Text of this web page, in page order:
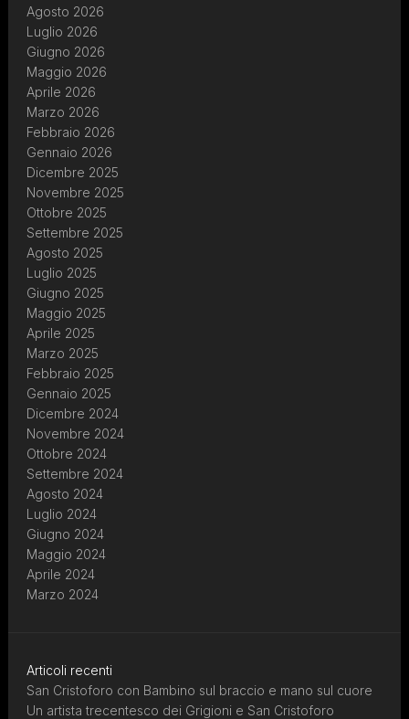
Agosto 2026
Luglio 2026
Giugno 2026
Maggio 2026
Aprile 2026
Marzo 2026
Febbraio 2026
Gennaio 2026
Dicembre 2025
Novembre 2025
Ottobre 2025
Settembre 2025
Agosto 2025
Luglio 2025
Giugno 2025
Maggio 2025
Aprile 2025
Marzo 2025
Febbraio 2025
Gennaio 2025
Dicembre 2024
Novembre 2024
Ottobre 2024
Settembre 2024
Agosto 2024
Luglio 2024
Giugno 2024
Maggio 2024
Aprile 2024
Marzo 2024
Articoli recenti
San Cristoforo con Bambino sul braccio e mano sul cuore
Un artista trecentesco dei Grigioni e San Cristoforo